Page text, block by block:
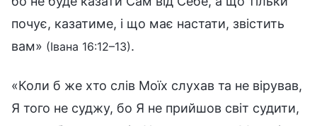
почує, казатиме, і що має настати, звістить
вам» (Івана 16:12–13).
«Коли б же хто слів Моїх слухав та не вірував,
Я того не суджу, бо Я не прийшов світ судити,